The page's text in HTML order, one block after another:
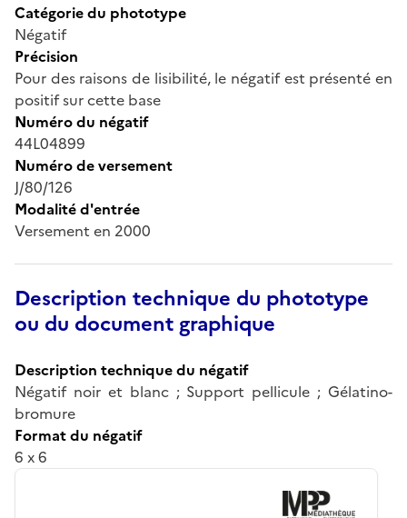
Catégorie du phototype
Négatif
Précision
Pour des raisons de lisibilité, le négatif est présenté en
positif sur cette base
Numéro du négatif
44L04899
Numéro de versement
J/80/126
Modalité d'entrée
Versement en 2000
Description technique du phototype
ou du document graphique
Description technique du négatif
Négatif noir et blanc ; Support pellicule ; Gélatino-
bromure
Format du négatif
6 x 6